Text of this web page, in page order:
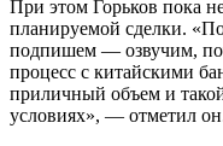
При этом Горьков пока
планируемой сделки.
подпишем — озвучим,
процесс с китайскими
приличный объем и
условиях», — отметил